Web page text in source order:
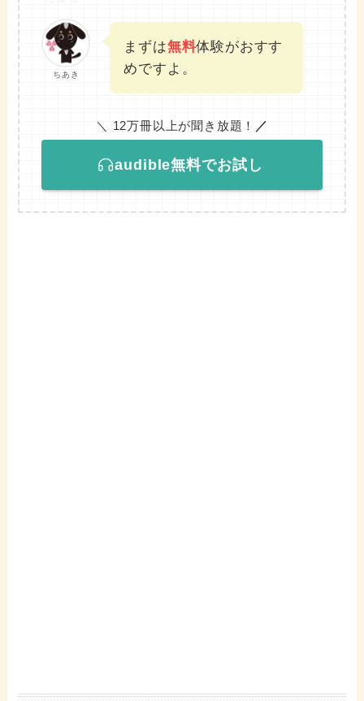
ちあき
まずは無料体験がおすす
めですよ。
＼ 12万冊以上が聞き放題！ ／
audible無料でお試し